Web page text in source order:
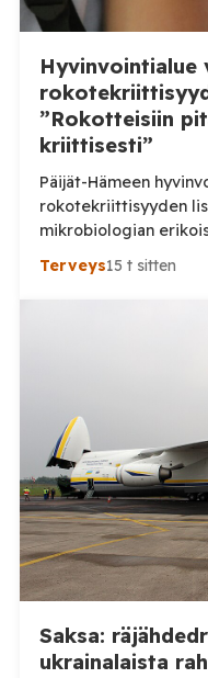
Hyvinvointialue
”Rokotteisiin
kriittisesti”
Päijät-Hämeen
rokotekriittisyyden
mikrobiologian
Tuuminen pitää
myönteisenä
kertoi heinäkuussa
että neuvoloissa ja
havaittu merkkejä
Hyvinvointialueen
tarpeellisuudesta
Terveys15 t sitten
Saksa:
ukrainalaista